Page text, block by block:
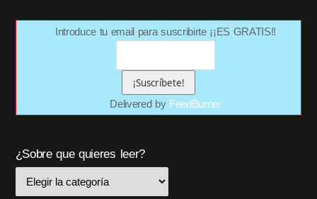
Introduce tu email para suscribirte ¡¡ES GRATIS!!
Delivered by FeedBurner
¿Sobre que quieres leer?